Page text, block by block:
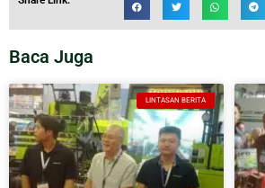
Baca Juga
LINTASAN BERITA